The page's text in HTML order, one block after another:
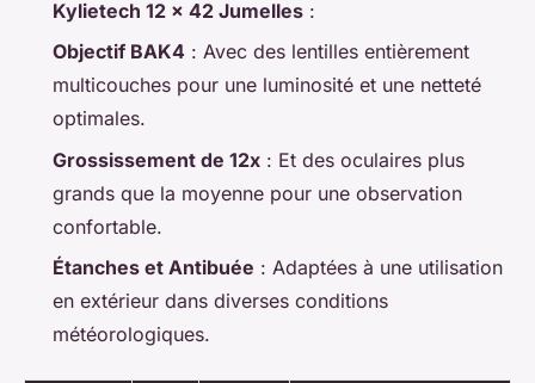
Kylietech 12 x 42 Jumelles :
Objectif BAK4 : Avec des lentilles entièrement
multicouches pour une luminosité et une netteté
optimales.
Grossissement de 12x : Et des oculaires plus
grands que la moyenne pour une observation
confortable.
Étanches et Antibuée : Adaptées à une utilisation
en extérieur dans diverses conditions
météorologiques.